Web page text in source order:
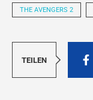
THE AVENGERS 2
TEILEN